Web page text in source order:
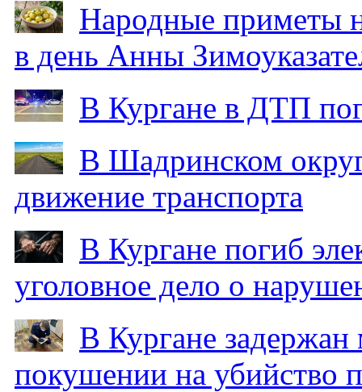
Народные приметы
в день Анны
В Кургане в ДТП
В Шадринском
движение транспорта
В Кургане погиб
уголовное дело о
В Кургане
покушении на убийство